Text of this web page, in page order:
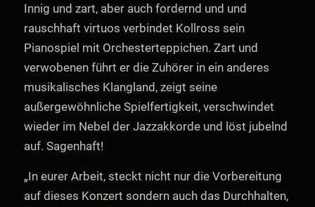
Innig und zart, aber auch fordernd und und
rauschhaft virtuos verbindet Kollross sein
Pianospiel mit Orchesterteppichen. Zart und
verwobenen führt er die Zuhörer in ein anderes
musikalisches Klangland, zeigt seine
außergewöhnliche Spielfertigkeit, verschwindet
wieder im Nebel der Jazzakkorde und löst jubelnd
auf. Sagenhaft!
„In eurer Arbeit, steckt nicht nur die Vorbereitung
auf dieses Konzert sondern auch das Durchhalten,